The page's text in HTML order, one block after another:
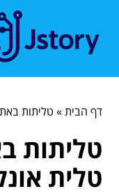
דף הבית» טליתות
טליתות
טלית